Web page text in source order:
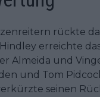
rückte
erreichte
Almeida und
und Tom
seinen